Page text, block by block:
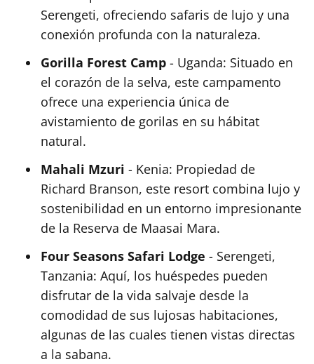
Serengeti, ofreciendo safaris de lujo y una
conexión profunda con la naturaleza.
Gorilla Forest Camp - Uganda: Situado en
el corazón de la selva, este campamento
ofrece una experiencia única de
avistamiento de gorilas en su hábitat
natural.
Mahali Mzuri - Kenia: Propiedad de
Richard Branson, este resort combina lujo y
sostenibilidad en un entorno impresionante
de la Reserva de Maasai Mara.
Four Seasons Safari Lodge - Serengeti,
Tanzania: Aquí, los huéspedes pueden
disfrutar de la vida salvaje desde la
comodidad de sus lujosas habitaciones,
algunas de las cuales tienen vistas directas
a la sabana.